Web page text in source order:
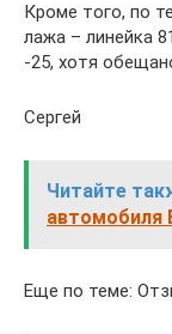
Кроме того, по
лажа – линейка
-25, хотя
Сергей
Читайте
автомобиля
Еще по теме: